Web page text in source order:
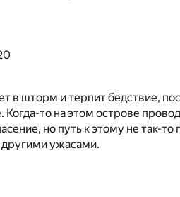
в шторм и терпит бедствие,
Когда-то на этом острове
но путь к этому не
ужасами.